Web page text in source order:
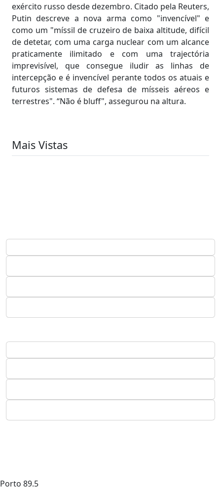
exército russo desde dezembro. Citado pela Reuters,
Putin descreve a nova arma como "invencível" e
como um "míssil de cruzeiro de baixa altitude, difícil
de detetar, com uma carga nuclear com um alcance
praticamente ilimitado e com uma trajectória
imprevisível, que consegue iludir as linhas de
intercepção e é invencível perante todos os atuais e
futuros sistemas de defesa de mísseis aéreos e
terrestres". “Não é bluff", assegurou na altura.
Mais Vistas
Porto 89.5